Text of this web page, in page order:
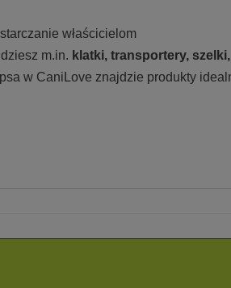
właścicielom
m.in. klatki, transportery, szelki,
w CaniLove znajdzie produkty